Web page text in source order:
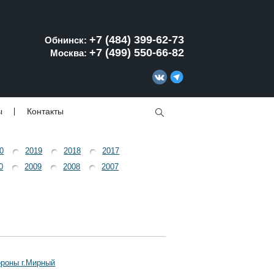
Обнинск: +7 (484) 399-62-73
Москва: +7 (499) 550-66-82
Контакты
2019 2018
2017
2009 2008 2007
г.Мирный